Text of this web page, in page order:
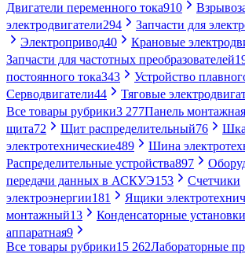
Двигатели переменного тока910
электродвигатели294 Запчасти для
Электропривод40 Крановые
Запчасти для частотных преобразователей
постоянного тока343 Устройство
Серводвигатели44 Тяговые
Все товары рубрики3 277Панель монтажная
щита72 Щит распределительный76
электротехнические489 Шина
Распределительные устройства897
передачи данных в АСКУЭ153
Счетчики
электроэнергии181 Ящики
монтажный13 Конденсаторные установки
аппаратная9
Все товары рубрики15 262Лабораторные